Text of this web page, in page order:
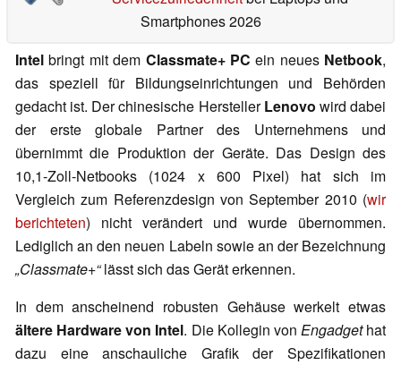
Smartphones 2026
Intel bringt mit dem Classmate+ PC ein neues Netbook,
das speziell für Bildungseinrichtungen und Behörden
gedacht ist. Der chinesische HerstellerLenovo wird dabei
der erste globale Partner des Unternehmens und
übernimmt die Produktion der Geräte. Das Design des
10,1-Zoll-Netbooks (1024 x 600 Pixel) hat sich im
Vergleich zum Referenzdesign von September 2010 (wir
berichteten) nicht verändert und wurde übernommen.
Lediglich an den neuen Labeln sowie an der Bezeichnung
„Classmate+“lässt sich das Gerät erkennen.
In dem anscheinend robusten Gehäuse werkelt etwas
ältere Hardware von Intel. Die Kollegin von Engadgethat
dazu eine anschauliche Grafik der Spezifikationen